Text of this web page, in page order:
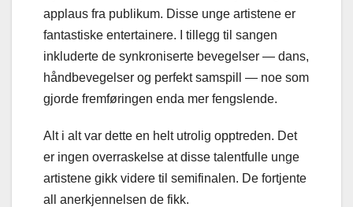
applaus fra publikum. Disse unge artistene er
fantastiske entertainere. I tillegg til sangen
inkluderte de synkroniserte bevegelser — dans,
håndbevegelser og perfekt samspill — noe som
gjorde fremføringen enda mer fengslende.
Alt i alt var dette en helt utrolig opptreden. Det
er ingen overraskelse at disse talentfulle unge
artistene gikk videre til semifinalen. De fortjente
all anerkjennelsen de fikk.